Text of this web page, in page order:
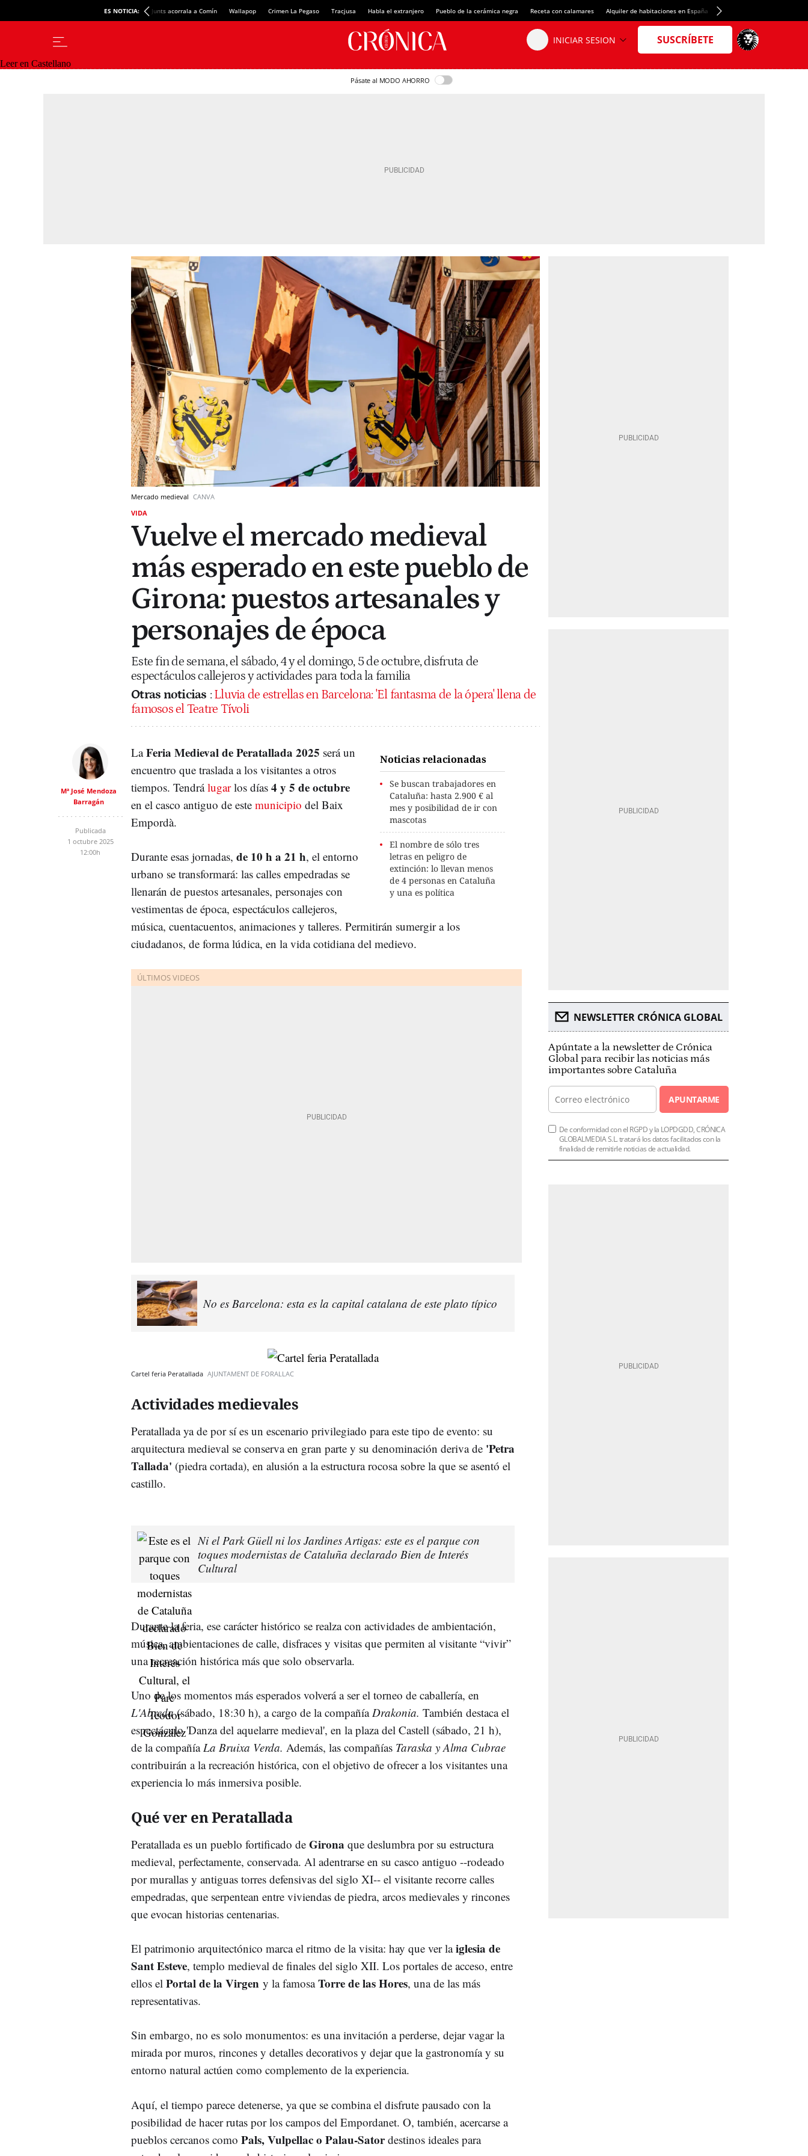
ES NOTICIA: Junts acorrala a Comín Wallapop Crimen La Pegaso Tracjusa Habla el extranjero Pueblo de la cerámica negra Receta con calamares Alquiler de habitaciones en España Crédito del Spotify Camp Nou
Leer en Castellano
Pásate al MODO AHORRO
Mercado medieval CANVA
VIDA
Vuelve el mercado medieval
más esperado en este pueblo de
Girona: puestos artesanales y
personajes de época
Este fin de semana, el sábado, 4 y el domingo, 5 de octubre, disfruta de
espectáculos callejeros y actividades para toda la familia
Otras noticias : Lluvia de estrellas en Barcelona: 'El fantasma de la ópera' llena de
famosos el Teatre Tívoli
Mª José Mendoza
Barragán
Publicada
1 octubre 2025
12:00h
Noticias relacionadas
Se buscan trabajadores en
Cataluña: hasta 2.900 € al
mes y posibilidad de ir con
mascotas
El nombre de sólo tres
letras en peligro de
extinción: lo llevan menos
de 4 personas en Cataluña
y una es política
LaFeria Medieval de Peratallada 2025 será un
encuentro que traslada a los visitantes a otros
tiempos. Tendrálugarlos días 4 y 5 de octubre
en el casco antiguo de este municipio del Baix
Empordà.
Durante esas jornadas, de 10 h a 21 h, el entorno
urbano se transformará: las calles empedradas se
llenarán de puestos artesanales, personajes con
vestimentas de época, espectáculos callejeros,
música, cuentacuentos, animaciones y talleres. Permitirán sumergir a los
ciudadanos, de forma lúdica, en la vida cotidiana del medievo.
No es Barcelona: esta es la capital catalana de este plato típico
Cartel feria Peratallada AJUNTAMENT DE FORALLAC
Actividades medievales
Peratallada ya de por sí es un escenario privilegiado para este tipo de evento: su
arquitectura medieval se conserva en gran parte y su denominación deriva de 'Petra
Tallada' (piedra cortada), en alusión a la estructura rocosa sobre la que se asentó el
castillo.
Ni el Park Güell ni los Jardines Artigas: este es el parque con
toques modernistas de Cataluña declarado Bien de Interés
Cultural
Durante la feria, ese carácter histórico se realza con actividades de ambientación,
música, ambientaciones de calle, disfraces y visitas que permiten al visitante “vivir”
una recreación histórica más que solo observarla.
Uno de los momentos más esperados volverá a ser el torneo de caballería, en
L'Abreda(sábado, 18:30 h), a cargo de la compañía Drakonia. También destaca el
espectáculo 'Danza del aquelarre medieval', en la plaza del Castell (sábado, 21 h),
de la compañíaLa Bruixa Verda. Además, las compañías Taraska y Alma Cubrae
contribuirán a la recreación histórica, con el objetivo de ofrecer a los visitantes una
experiencia lo más inmersiva posible.
Qué ver en Peratallada
Peratallada es un pueblo fortificado de Girona que deslumbra por su estructura
medieval, perfectamente, conservada. Al adentrarse en su casco antiguo --rodeado
por murallas y antiguas torres defensivas del siglo XI-- el visitante recorre calles
empedradas, que serpentean entre viviendas de piedra, arcos medievales y rincones
que evocan historias centenarias.
El patrimonio arquitectónico marca el ritmo de la visita: hay que ver laiglesia de
Sant Esteve, templo medieval de finales del siglo XII. Los portales de acceso, entre
ellos el Portal de la Virgen y la famosaTorre de las Hores, una de las más
representativas.
Sin embargo, no es solo monumentos: es una invitación a perderse, dejar vagar la
mirada por muros, rincones y detalles decorativos y dejar que la gastronomía y su
entorno natural actúen como complemento de la experiencia.
Aquí, el tiempo parece detenerse, ya que se combina el disfrute pausado con la
posibilidad de hacer rutas por los campos del Empordanet. O, también, acercarse a
pueblos cercanos como Pals, Vulpellac o Palau-Satordestinos ideales para
NEWSLETTER CRÓNICA GLOBAL
Apúntate a la newsletter de Crónica
Global para recibir las noticias más
importantes sobre Cataluña
APUNTARME
De conformidad con el RGPD y la LOPDGDD, CRÓNICA
GLOBALMEDIA S.L. tratará los datos facilitados con la
finalidad de remitirle noticias de actualidad.